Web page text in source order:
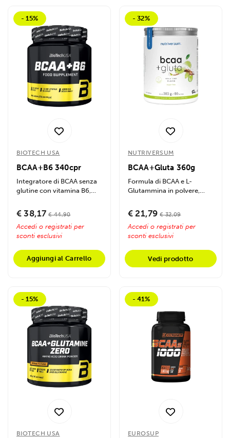
- 15%
BIOTECH USA
BCAA+B6 340cpr
Integratore di BCAA senza
glutine con vitamina B6,
muscolare, riduce...
€ 38,17 € 44,90
Accedi o registrati per
sconti esclusivi
Aggiungi al Carrello
- 32%
NUTRIVERSUM
BCAA+Gluta 360g
Formula di BCAA e L-
Glutammina in polvere,
recupero...
€ 21,79 € 32,09
Accedi o registrati per
sconti esclusivi
Vedi prodotto
- 15%
BIOTECH USA
- 41%
EUROSUP